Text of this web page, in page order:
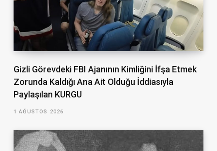
Gizli Görevdeki FBI Ajanının Kimliğini İfşa Etmek
Zorunda Kaldığı Ana Ait Olduğu İddiasıyla
Paylaşılan KURGU
1 AĞUSTOS 2026